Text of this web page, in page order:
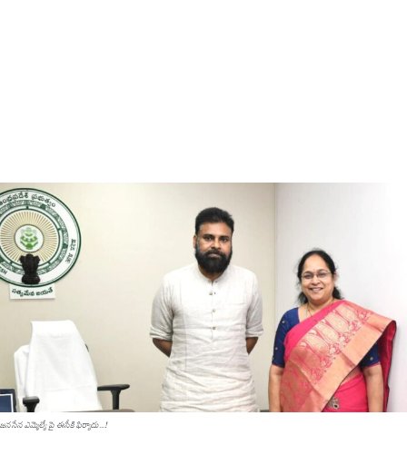
జనసేన ఎమ్మెల్యే పై ఈసీకి ఫిర్యాదు...!